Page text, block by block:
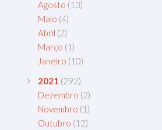
Agosto (13)
Maio (4)
Abril (2)
Março (1)
Janeiro (10)
2021 (292)
Dezembro (2)
Novembro (1)
Outubro (12)